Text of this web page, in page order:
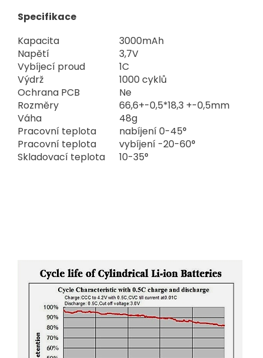
Specifikace
Kapacita
3000mAh
Napětí
3,7V
Vybíjecí proud
1C
Výdrž
1000 cyklů
Ochrana PCB
Ne
Rozměry
66,6+-0,5*18,3 +-0,5mm
Váha
48g
Pracovní teplota
nabíjení 0-45°
Pracovní teplota
vybíjení -20-60°
Skladovací teplota
10-35°